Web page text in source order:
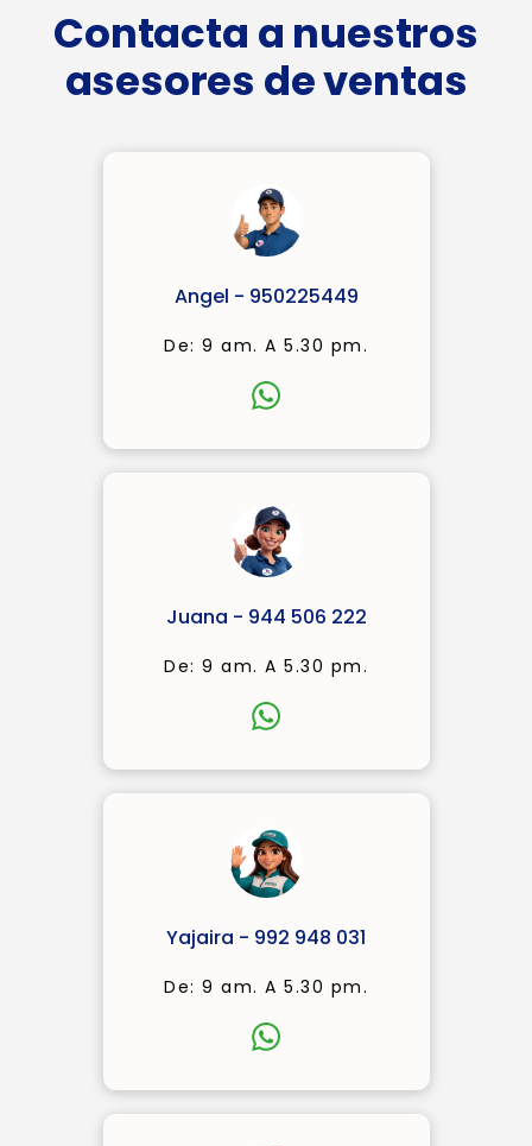
Contacta a nuestros
asesores de ventas
Angel - 950225449
De: 9 am. A 5.30 pm.
Juana - 944 506 222
De: 9 am. A 5.30 pm.
Yajaira - 992 948 031
De: 9 am. A 5.30 pm.